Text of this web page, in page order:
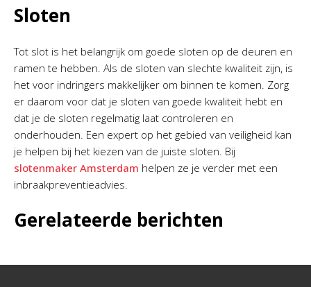
Sloten
Tot slot is het belangrijk om goede sloten op de deuren en
ramen te hebben. Als de sloten van slechte kwaliteit zijn, is
het voor indringers makkelijker om binnen te komen. Zorg
er daarom voor dat je sloten van goede kwaliteit hebt en
dat je de sloten regelmatig laat controleren en
onderhouden. Een expert op het gebied van veiligheid kan
je helpen bij het kiezen van de juiste sloten. Bij
slotenmaker Amsterdam helpen ze je verder met een
inbraakpreventieadvies.
Gerelateerde berichten